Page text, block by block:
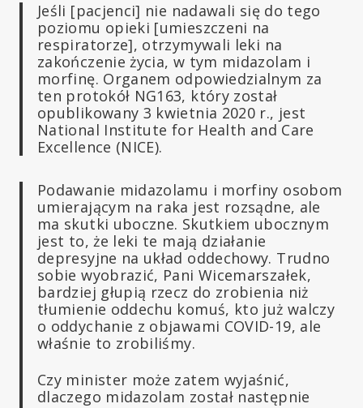
Jeśli [pacjenci] nie nadawali się do tego
poziomu opieki [umieszczeni na
respiratorze], otrzymywali leki na
zakończenie życia, w tym midazolam i
morfinę. Organem odpowiedzialnym za
ten protokół NG163, który został
opublikowany 3 kwietnia 2020 r., jest
National Institute for Health and Care
Excellence (NICE).
Podawanie midazolamu i morfiny osobom
umierającym na raka jest rozsądne, ale
ma skutki uboczne. Skutkiem ubocznym
jest to, że leki te mają działanie
depresyjne na układ oddechowy. Trudno
sobie wyobrazić, Pani Wicemarszałek,
bardziej głupią rzecz do zrobienia niż
tłumienie oddechu komuś, kto już walczy
o oddychanie z objawami COVID-19, ale
właśnie to zrobiliśmy.
Czy minister może zatem wyjaśnić,
dlaczego midazolam został następnie